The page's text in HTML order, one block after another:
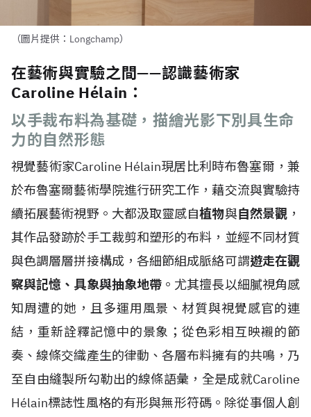
（圖片提供：Longchamp）
在藝術與實驗之間——認識藝術家
Caroline Hélain：
以手裁布料為基礎，描繪光影下別具生命
力的自然形態
視覺藝術家Caroline Hélain現居比利時布魯塞爾，兼
於布魯塞爾藝術學院進行研究工作，藉交流與實驗持
續拓展藝術視野。大都汲取靈感自植物與自然景觀 ，
其作品發跡於手工裁剪和塑形的布料，並經不同材質
與色調層層拼接構成，各細節組成脈絡可謂遊走在觀
察與記憶、具象與抽象地帶 。尤其擅長以細膩視角感
知周遭的她，且多運用風景、材質與視覺感官的連
結，重新詮釋記憶中的景象；從色彩相互映襯的節
奏、線條交織產生的律動、各層布料擁有的共鳴，乃
至自由縫製所勾勒出的線條語彙，全是成就Caroline
Hélain標誌性風格的有形與無形符碼。除從事個人創